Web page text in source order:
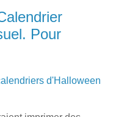
Pour
d'Halloween